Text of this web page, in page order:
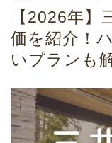
【2026年】
価を紹介！
いプランも